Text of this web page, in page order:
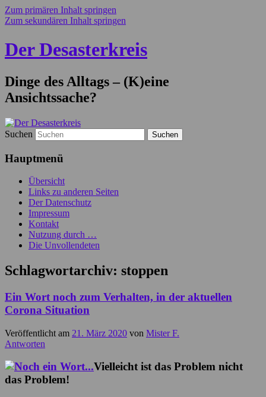
Zum primären Inhalt springen
Zum sekundären Inhalt springen
Der Desasterkreis
Dinge des Alltags – (K)eine
Ansichtssache?
Suchen
Hauptmenü
Übersicht
Links zu anderen Seiten
Der Datenschutz
Impressum
Kontakt
Nutzung durch …
Die Unvollendeten
Schlagwortarchiv: stoppen
Ein Wort noch zum Verhalten, in der aktuellen
Corona Situation
Veröffentlicht am 21. März 2020 von Mister F.
Antworten
Vielleicht ist das Problem nicht
das Problem!